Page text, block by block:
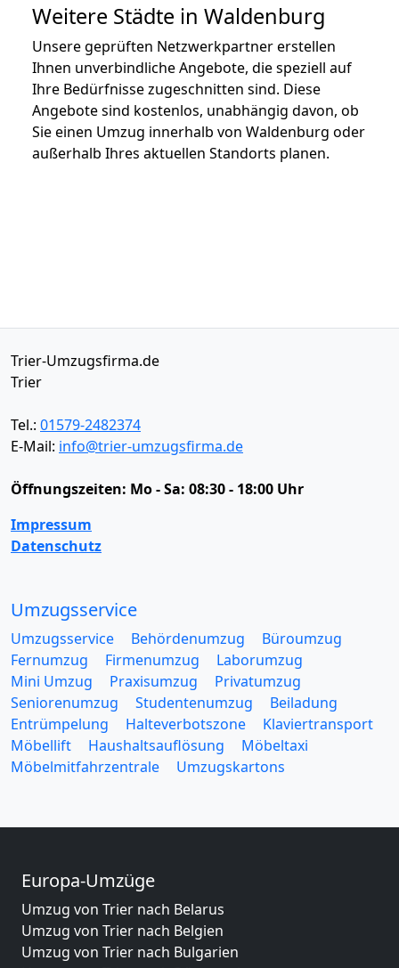
Weitere Städte in Waldenburg
Unsere geprüften Netzwerkpartner erstellen
Ihnen unverbindliche Angebote, die speziell auf
Ihre Bedürfnisse zugeschnitten sind. Diese
Angebote sind kostenlos, unabhängig davon, ob
Sie einen Umzug innerhalb von Waldenburg oder
außerhalb Ihres aktuellen Standorts planen.
Trier-Umzugsfirma.de
Trier
Tel.: 01579-2482374
E-Mail: info@trier-umzugsfirma.de
Öffnungszeiten: Mo - Sa: 08:30 - 18:00 Uhr
Impressum
Datenschutz
Umzugsservice
Umzugsservice Behördenumzug
Büroumzug
Fernumzug
Firmenumzug
Laborumzug
Mini Umzug
Praxisumzug
Privatumzug
Seniorenumzug
Studentenumzug
Beiladung
Entrümpelung
Halteverbotszone
Klaviertransport
Möbellift
Haushaltsauflösung
Möbeltaxi
Möbelmitfahrzentrale
Umzugskartons
Europa-Umzüge
Umzug von Trier nach Belarus
Umzug von Trier nach Belgien
Umzug von Trier nach Bulgarien